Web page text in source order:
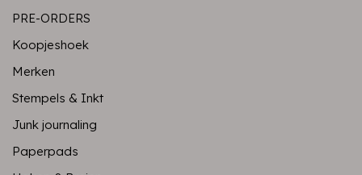
PRE-ORDERS
Koopjeshoek
Merken
Stempels & Inkt
Junk journaling
Paperpads